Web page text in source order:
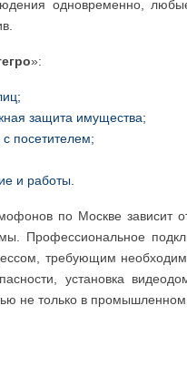
одновременно,
»:
защита имущества;
посетителем;
и работы.
по Москве зависит
Профессиональное
требующим
установка
не только в